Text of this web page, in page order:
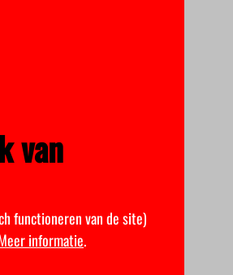
een prijs voor het beste
daarvan op
van
functioneren van de site)
informatie.